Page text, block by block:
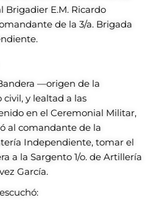
Brigadier E.M. Ricardo
de la 3/a. Brigada
—origen de la
civil, y lealtad a las
en el Ceremonial Militar,
al comandante de la
Independiente, tomar el
a la Sargento 1/o. de Artillería
García.